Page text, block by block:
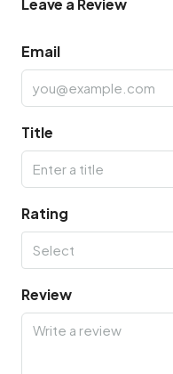
Leave a Review
Email
Title
Rating
Select
Review